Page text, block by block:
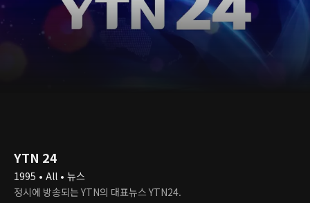
YTN 24
1995 • All • 뉴스
정시에 방송되는 YTN의 대표뉴스 YTN24.